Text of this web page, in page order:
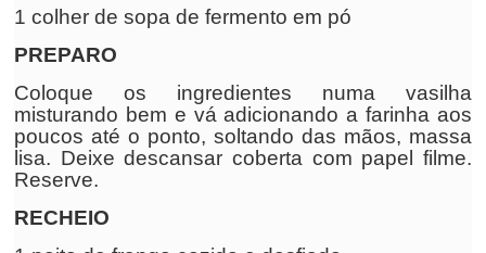
1 colher de sopa de fermento em pó
PREPARO
Coloque os ingredientes numa vasilha
misturando bem e vá adicionando a farinha aos
poucos até o ponto, soltando das mãos, massa
lisa. Deixe descansar coberta com papel filme.
Reserve.
RECHEIO